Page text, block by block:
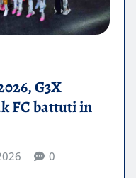
G3X
FC battuti in
0